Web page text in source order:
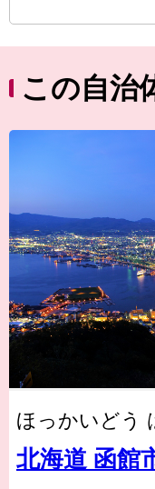
この自治
ほっかいどう
北海道 函館